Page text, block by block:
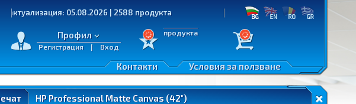
05.08.2026 | 2588 продукта
Профил
Регистрация| Вход
продукта
Условия за ползване
Контакти
HP Professional Matte Canvas (42")